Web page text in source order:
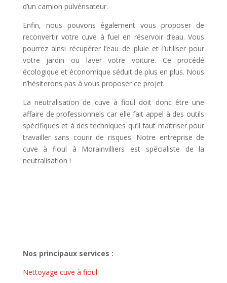
d’un camion pulvérisateur.
Enfin, nous pouvons également vous proposer de
reconvertir votre cuve à fuel en réservoir d’eau. Vous
pourrez ainsi récupérer l’eau de pluie et l’utiliser pour
votre jardin ou laver votre voiture. Ce procédé
écologique et économique séduit de plus en plus. Nous
n’hésiterons pas à vous proposer ce projet.
La neutralisation de cuve à fioul doit donc être une
affaire de professionnels car elle fait appel à des outils
spécifiques et à des techniques qu’il faut maîtriser pour
travailler sans courir de risques. Notre entreprise de
cuve à fioul à Morainvilliers est spécialiste de la
neutralisation !
Nos principaux services :
Nettoyage cuve à fioul